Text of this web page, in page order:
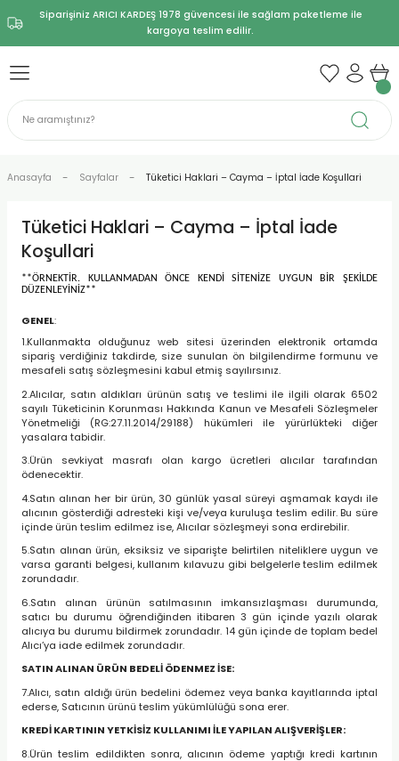
Siparişiniz ARICI KARDEŞ 1978 güvencesi ile sağlam paketleme ile
kargoya teslim edilir.
Geri Dön
Başlangıç Setleri
Setleri
Kovanlı Başlangıç Setleri
Kovansız Başlangıç Setleri
Geri Dön
Geri Dön
Geri Dön
Aletler
Geri Dön
ve Kovan Parçaları
Petek
Geri Dön
Bakım
Ürünler
Ürünleri
Ürünleri
Geri Dön
Geri Dön
Yönetimi
Geri Dön
İşleme Ekipmanları
Ekipmanları
Bal İşleme ve Dolum
Bal Süzme Makineleri
Manuel Bal Süzme Makineleri
Anasayfa Sayfalar Tüketici Haklari – Cayma – İptal İade Koşullari
Tüketici Haklari – Cayma – İptal İade
Koşullari
**ÖRNEKTİR. KULLANMADAN ÖNCE KENDİ SİTENİZE UYGUN BİR ŞEKİLDE
DÜZENLEYİNİZ**
GENEL:
1.Kullanmakta olduğunuz web sitesi üzerinden elektronik ortamda
sipariş verdiğiniz takdirde, size sunulan ön bilgilendirme formunu ve
mesafeli satış sözleşmesini kabul etmiş sayılırsınız.
2.Alıcılar, satın aldıkları ürünün satış ve teslimi ile ilgili olarak 6502
sayılı Tüketicinin Korunması Hakkında Kanun ve Mesafeli Sözleşmeler
Yönetmeliği (RG:27.11.2014/29188) hükümleri ile yürürlükteki diğer
yasalara tabidir.
3.Ürün sevkiyat masrafı olan kargo ücretleri alıcılar tarafından
ödenecektir.
4.Satın alınan her bir ürün, 30 günlük yasal süreyi aşmamak kaydı ile
alıcının gösterdiği adresteki kişi ve/veya kuruluşa teslim edilir. Bu süre
içinde ürün teslim edilmez ise, Alıcılar sözleşmeyi sona erdirebilir.
5.Satın alınan ürün, eksiksiz ve siparişte belirtilen niteliklere uygun ve
varsa garanti belgesi, kullanım kılavuzu gibi belgelerle teslim edilmek
zorundadır.
6.Satın alınan ürünün satılmasının imkansızlaşması durumunda,
satıcı bu durumu öğrendiğinden itibaren 3 gün içinde yazılı olarak
alıcıya bu durumu bildirmek zorundadır. 14 gün içinde de toplam bedel
Alıcı’ya iade edilmek zorundadır.
SATIN ALINAN ÜRÜN BEDELİ ÖDENMEZ İSE:
7.Alıcı, satın aldığı ürün bedelini ödemez veya banka kayıtlarında iptal
ederse, Satıcının ürünü teslim yükümlülüğü sona erer.
KREDİ KARTININ YETKİSİZ KULLANIMI İLE YAPILAN ALIŞVERİŞLER:
8.Ürün teslim edildikten sonra, alıcının ödeme yaptığı kredi kartının